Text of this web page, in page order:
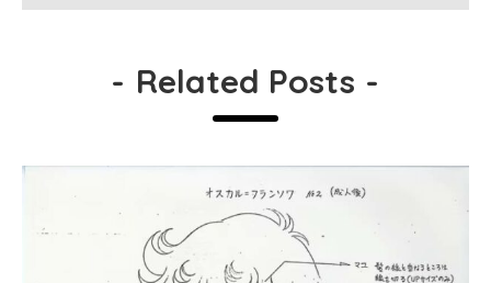
- Related Posts -